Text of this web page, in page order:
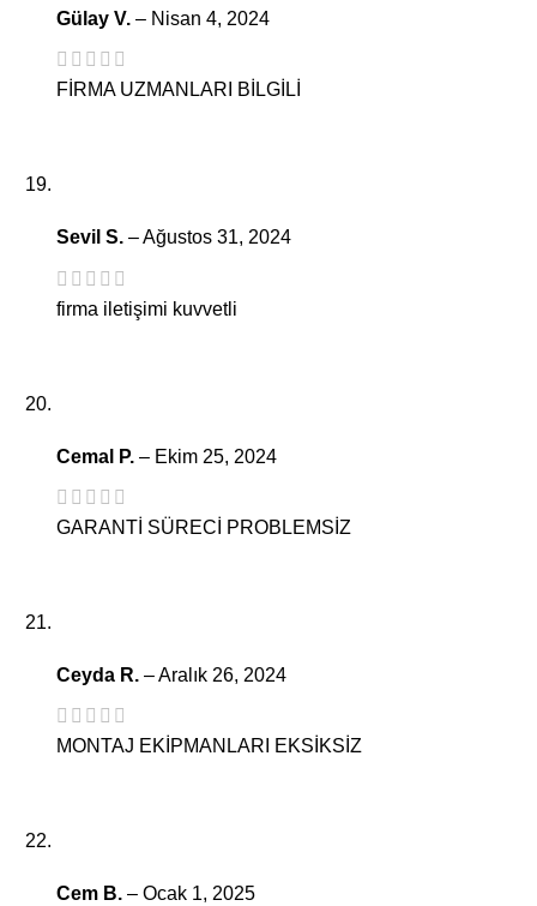
Gülay V. – Nisan 4, 2024
FİRMA UZMANLARI BİLGİLİ
Sevil S. –Ağustos 31, 2024
firma iletişimi kuvvetli
Cemal P. – Ekim 25, 2024
GARANTİ SÜRECİ PROBLEMSİZ
Ceyda R. –Aralık 26, 2024
MONTAJ EKİPMANLARI EKSİKSİZ
Cem B. – Ocak 1, 2025